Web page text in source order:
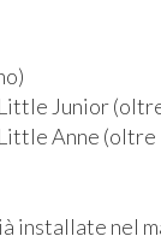
Junior
Anne
installate nel